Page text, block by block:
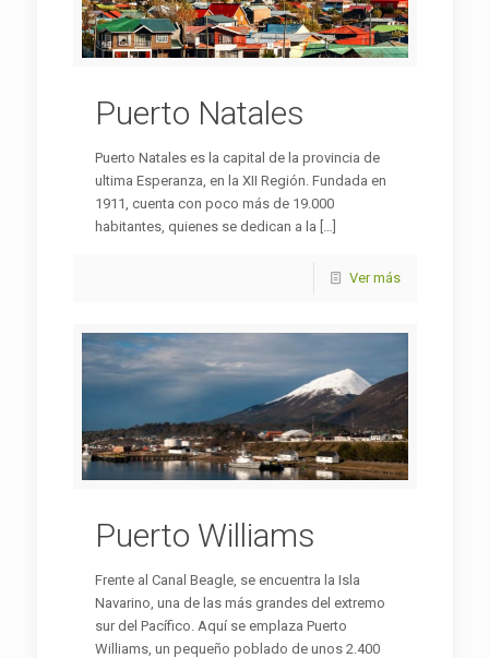
Puerto Natales
Puerto Natales es la capital de la provincia de
ultima Esperanza, en la XII Región. Fundada en
1911, cuenta con poco más de 19.000
habitantes, quienes se dedican a la […]
Ver más
Puerto Williams
Frente al Canal Beagle, se encuentra la Isla
Navarino, una de las más grandes del extremo
sur del Pacífico. Aquí se emplaza Puerto
Williams, un pequeño poblado de unos 2.400